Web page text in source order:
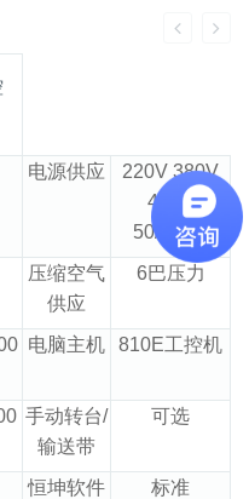
电源供应
220V 380V
415V
50/60HZ
压缩空气
供应
6巴压力
电脑主机 810E工控机
手动转台/
输送带
可选
恒坤软件 标准